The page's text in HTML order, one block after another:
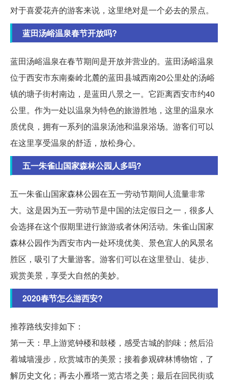
对于喜爱花卉的游客来说，这里绝对是一个必去的景点。
蓝田汤峪温泉春节开放吗?
蓝田汤峪温泉在春节期间是开放并营业的。蓝田汤峪温泉
位于西安市东南秦岭北麓的蓝田县城西南20公里处的汤峪
镇的塘子街村南边，是蓝田八景之一。它距离西安市约40
公里。作为一处以温泉为特色的旅游胜地，这里的温泉水
质优良，拥有一系列的温泉汤池和温泉浴场。游客们可以
在这里享受温泉的舒适，放松身心。
五一朱雀山国家森林公园人多吗?
五一朱雀山国家森林公园在五一劳动节期间人流量非常
大。这是因为五一劳动节是中国的法定假日之一，很多人
会选择在这个假期里进行旅游或者休闲活动。朱雀山国家
森林公园作为西安市内一处环境优美、景色宜人的风景名
胜区，吸引了大量游客。游客们可以在这里登山、徒步、
观赏美景，享受大自然的美妙。
2020春节怎么游西安?
推荐路线安排如下：
第一天：早上游览钟楼和鼓楼，感受古城的韵味；然后沿
着城墙漫步，欣赏城市的美景；接着参观碑林博物馆，了
解历史文化；再去小雁塔一览古塔之美；最后在回民街或